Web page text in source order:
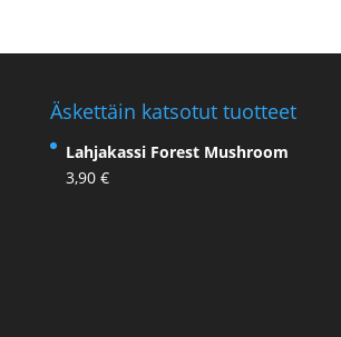
Äskettäin katsotut tuotteet
Lahjakassi Forest Mushroom
3,90 €